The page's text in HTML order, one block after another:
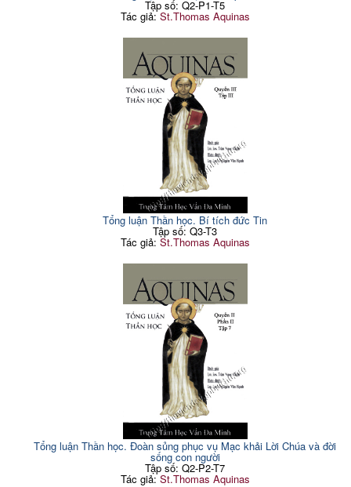
Tập số: Q2-P1-T5
Tác giả:St.Thomas Aquinas
Tổng luận Thần học. Bí tích đức Tin
Tập số: Q3-T3
Tác giả: St.Thomas Aquinas
Tổng luận Thần học. Đoàn sủng phục vụ Mạc khải Lời Chúa và đời
sống con người
Tập số: Q2-P2-T7
Tác giả:St.Thomas Aquinas